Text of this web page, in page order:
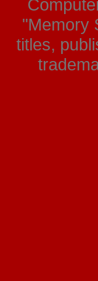
"Memory
titles,